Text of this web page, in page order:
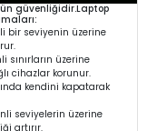
güvenliğidir.Laptop
bir seviyenin üzerine
sınırların üzerine
cihazlar korunur.
kendini kapatarak
seviyelerin üzerine
artırır.